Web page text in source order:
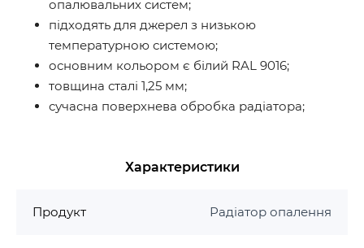
опалювальних систем;
підходять для джерел з низькою
температурною системою;
основним кольором є білий RAL 9016;
товщина сталі 1,25 мм;
сучасна поверхнева обробка радіатора;
Характеристики
Продукт Радіатор опалення